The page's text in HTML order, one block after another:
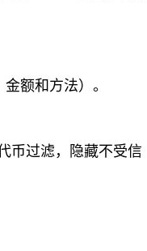
额和方法）。
币过滤，隐藏不受信